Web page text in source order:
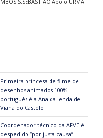
Primeira princesa de filme de
desenhos animados 100%
português é a Ana da lenda de
Viana do Castelo
Coordenador técnico da AFVC é
despedido “por justa causa”